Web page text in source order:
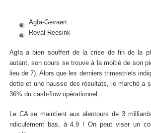
Agfa-Gevaert
Royal Reesink
Agfa a bien souffert de la crise de fin de la
autant, son cours se trouve à la moitié de son
lieu de 7). Alors que les derniers trimestriels
dette et une hausse des résultats, le marché a
36% du cash-flow opérationnel.
Le CA se maintient aux alentours de 3
ridiculement bas, à 4.9 ! On peut viser un